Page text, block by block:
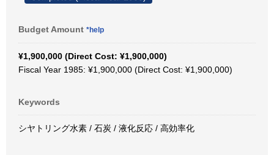
Budget Amount *help
¥1,900,000 (Direct Cost: ¥1,900,000)
Fiscal Year 1985: ¥1,900,000 (Direct Cost: ¥1,900,000)
Keywords
シヤトリング水素 / 石炭 / 液化反応 / 高効率化